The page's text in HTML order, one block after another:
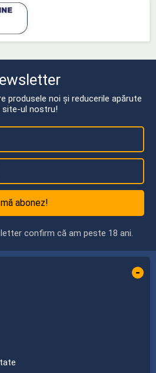
produsele noi și reducerile apărute
site-ul nostru!
mă abonez!
confirm că am peste 18 ani.
-